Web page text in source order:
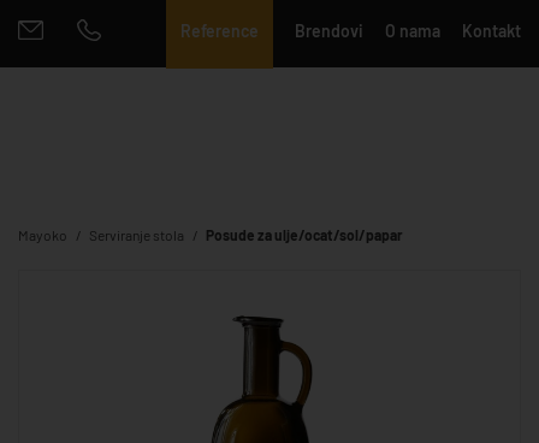
Reference Brendovi O nama Kontakt
Mayoko Serviranje stola Posude za ulje/ocat/sol/papar